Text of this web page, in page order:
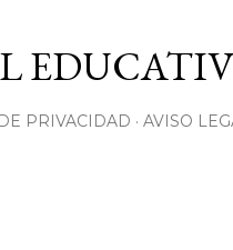
PRIVACIDAD AVISO